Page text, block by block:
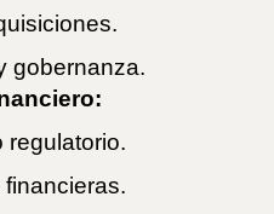
gobernanza.
regulatorio.